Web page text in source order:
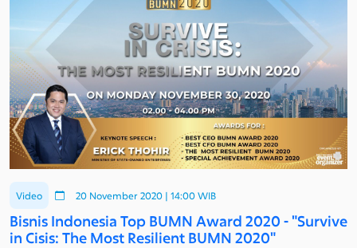
Video 20 November 2020 | 14:00 WIB
Bisnis Indonesia Top BUMN Award 2020 - "Survive
in Cisis: The Most Resilient BUMN 2020"